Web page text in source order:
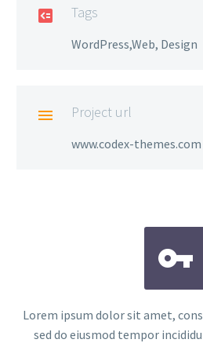
 Tags
WordPress,Web, Design
 Project url
www.codex-themes.com


Lorem ipsum dolor sit amet,
sed do eiusmod tempor